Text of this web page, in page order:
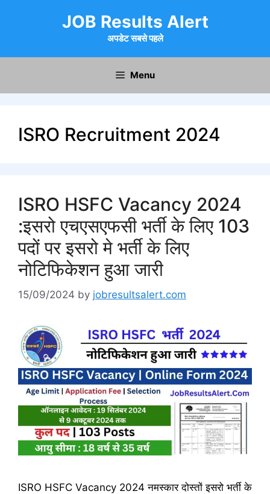
JOB Results Alert
अपडेट सबसे पहले
Menu
ISRO Recruitment 2024
ISRO HSFC Vacancy 2024
:इसरो एचएसएफसी भर्ती के लिए 103
पदों पर इसरो मे भर्ती के लिए
नोटिफिकेशन हुआ जारी
15/09/2024 by jobresultsalert.com
ISRO HSFC Vacancy 2024 नमस्कार दोस्तों इसरो भर्ती के